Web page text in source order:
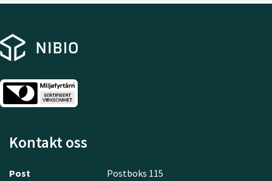
Kontakt oss
Post
Postboks 115